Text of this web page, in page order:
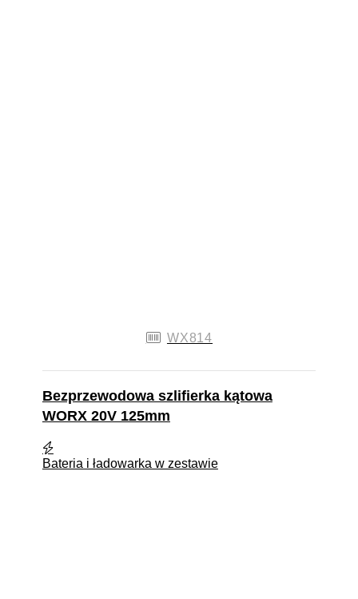
WX814
Bezprzewodowa szlifierka kątowa
WORX 20V 125mm
Bateria i ładowarka w zestawie